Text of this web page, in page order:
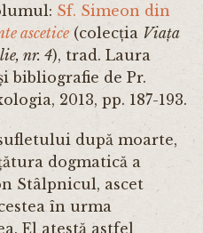
Sf. Simeon din
ascetice (colecția Viața
nr. 4), trad. Laura
bibliografie de Pr.
2013, pp. 187-193.
după moarte,
dogmatică a
Stâlpnicul, ascet
în urma
El atestă astfel